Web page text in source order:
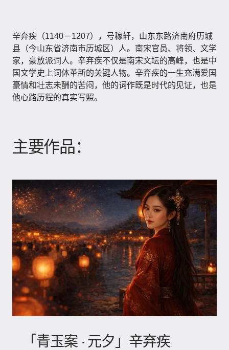
辛弃疾（1140－1207），号稼轩，山东东路济南府历城
县（今山东省济南市历城区）人。南宋官员、将领、文学
家，豪放派词人。辛弃疾不仅是南宋文坛的高峰，也是中
国文学史上词体革新的关键人物。辛弃疾的一生充满爱国
豪情和壮志未酬的苦闷，他的词作既是时代的见证，也是
他心路历程的真实写照。
主要作品：
「青玉案 · 元夕」辛弃疾